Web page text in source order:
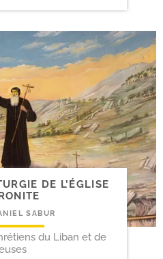
DE L’ÉGLISE
SABUR
du Liban et de